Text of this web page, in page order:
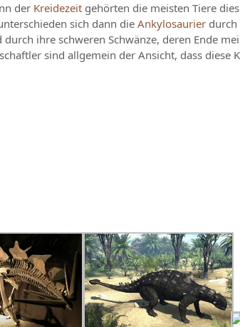
der Kreidezeit gehörten die meisten Tiere
sich dann die Ankylosaurier durch
ihre schweren Schwänze, deren Ende
sind allgemein der Ansicht, dass diese